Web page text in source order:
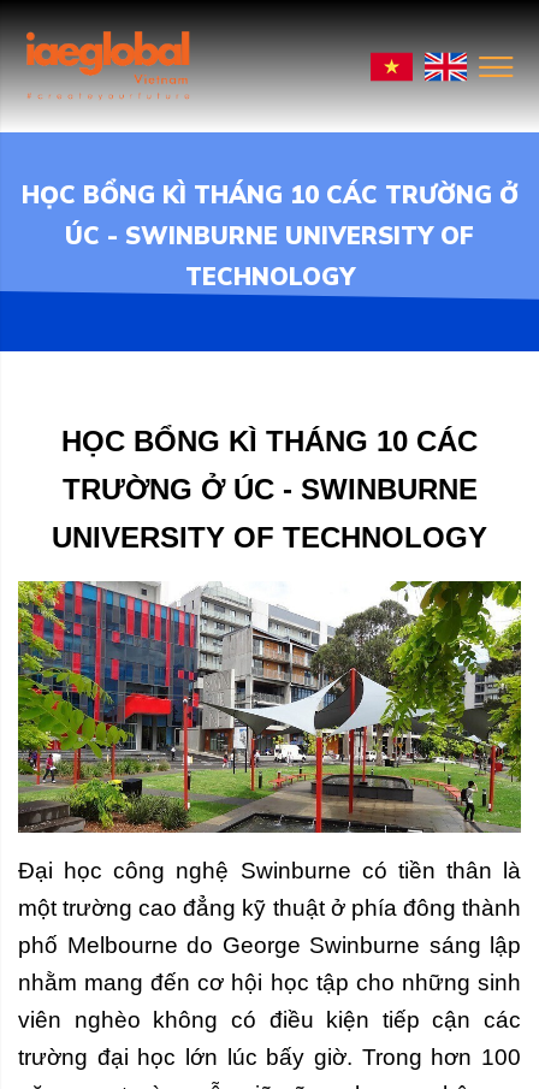
HỌC BỔNG KÌ THÁNG 10 CÁC TRƯỜNG Ở
ÚC - SWINBURNE UNIVERSITY OF
TECHNOLOGY
HỌC BỔNG KÌ THÁNG 10 CÁC
TRƯỜNG Ở ÚC - SWINBURNE
UNIVERSITY OF TECHNOLOGY
Đại học công nghệ Swinburne có tiền thân là
một trường cao đẳng kỹ thuật ở phía đông thành
phố Melbourne do George Swinburne sáng lập
nhằm mang đến cơ hội học tập cho những sinh
viên nghèo không có điều kiện tiếp cận các
trường đại học lớn lúc bấy giờ. Trong hơn 100